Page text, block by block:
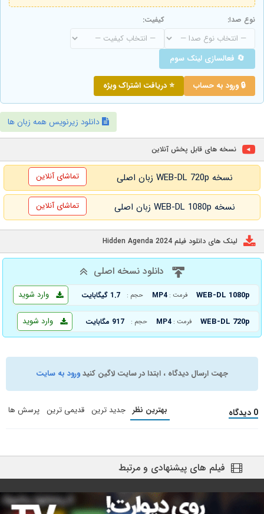
نوع صدا: کیفیت:
🔄 فعالسازی لینک سوم
🔒 ورود به حساب ⭐ دریافت اشتراک ویژه
دانلود زیرنویس همه زبان ها
نسخه های قابل پخش آنلاین
نسخه WEB-DL 720p زبان اصلی تماشای آنلاین
نسخه WEB-DL 1080p زبان اصلی تماشای آنلاین
لینک های دانلود فیلم Hidden Agenda 2024
دانلود نسخه اصلی
WEB-DL 1080p فرمت : MP4 حجم : 1.7 گیگابایت وارد شوید
WEB-DL 720p فرمت : MP4 حجم : 917 مگابایت وارد شوید
جهت ارسال دیدگاه ، ابتدا در سایت لاگین کنیدورود به سایت
0 دیدگاه بهترین نظر جدید ترین قدیمی ترین پرسش ها
فیلم های پیشنهادی و مرتبط